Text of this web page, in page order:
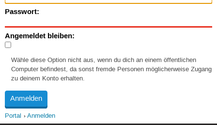
Passwort:
Angemeldet bleiben:
Wähle diese Option nicht aus, wenn du dich an einem öffentlichen
Computer befindest, da sonst fremde Personen möglicherweise Zugang
zu deinem Konto erhalten.
Portal Anmelden